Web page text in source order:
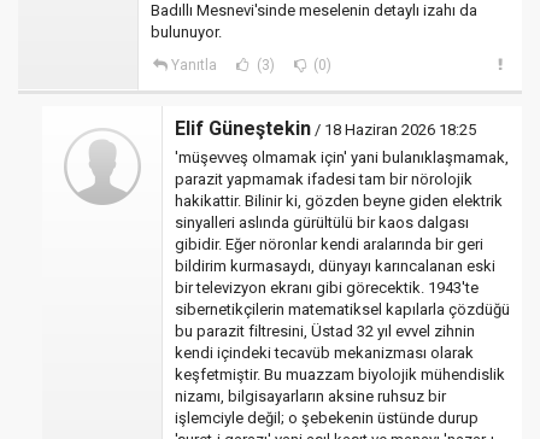
Badıllı Mesnevi'sinde meselenin detaylı izahı da
bulunuyor.
Yanıtla (3) (0)
Elif Güneştekin / 18 Haziran 2026 18:25
'müşevveş olmamak için' yani bulanıklaşmamak,
parazit yapmamak ifadesi tam bir nörolojik
hakikattir. Bilinir ki, gözden beyne giden elektrik
sinyalleri aslında gürültülü bir kaos dalgası
gibidir. Eğer nöronlar kendi aralarında bir geri
bildirim kurmasaydı, dünyayı karıncalanan eski
bir televizyon ekranı gibi görecektik. 1943'te
sibernetikçilerin matematiksel kapılarla çözdüğü
bu parazit filtresini, Üstad 32 yıl evvel zihnin
kendi içindeki tecavüb mekanizması olarak
keşfetmiştir. Bu muazzam biyolojik mühendislik
nizamı, bilgisayarların aksine ruhsuz bir
işlemciyle değil; o şebekenin üstünde durup